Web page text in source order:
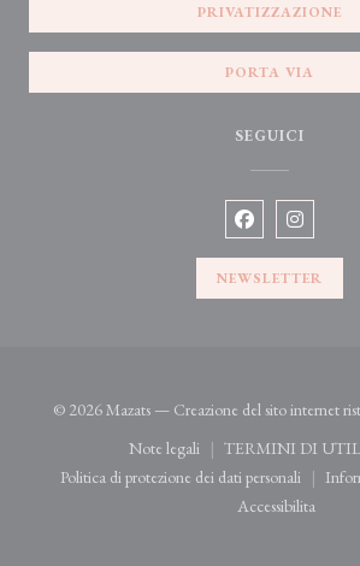
PRIVATIZZAZIONE
PORTA VIA
SEGUICI
Facebook
NEWSLETTER
© 2026 Mazats — Creazione del sito internet
Note legali
((apre una nuova finestra))
TERMINI DI
Politica di protezione dei dati personali
((apre una nuova finestra))
Accessibilita
((apre una